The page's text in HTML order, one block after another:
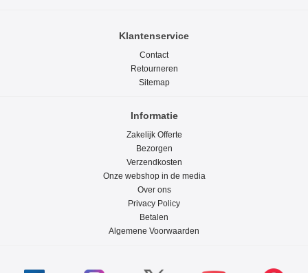
Klantenservice
Contact
Retourneren
Sitemap
Informatie
Zakelijk Offerte
Bezorgen
Verzendkosten
Onze webshop in de media
Over ons
Privacy Policy
Betalen
Algemene Voorwaarden